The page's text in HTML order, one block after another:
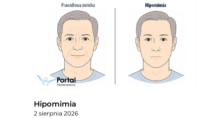
Hipomimia
2 sierpnia 2026